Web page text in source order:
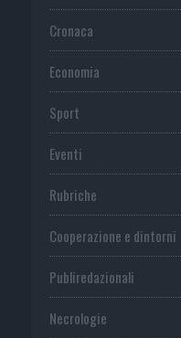
Cronaca
Economia
Sport
Eventi
Rubriche
Cooperazione e dintorni
Publiredazionali
Necrologie